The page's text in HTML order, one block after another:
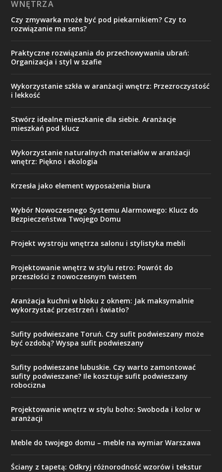
WNĘTRZA
Czy zmywarka może być pod piekarnikiem? Czy to
rozwiązanie ma sens?
Praktyczne rozwiązania do przechowywania ubrań:
Organizacja i styl w szafie
Wykorzystanie szkła w aranżacji wnętrz: Przezroczystość
i lekkość
Stwórz idealne mieszkanie dla siebie. Aranżacje
mieszkań pod klucz
Wykorzystanie naturalnych materiałów w aranżacji
wnętrz: Piękno i ekologia
Krzesła jako element wyposażenia biura
Wybór Nowoczesnego Systemu Alarmowego: Klucz do
Bezpieczeństwa Twojego Domu
Projekt wystroju wnętrza salonu i stylistyka mebli
Projektowanie wnętrz w stylu retro: Powrót do
przeszłości z nowoczesnym twistem
Aranżacja kuchni w bloku z oknem: Jak maksymalnie
wykorzystać przestrzeń i światło?
Sufity podwieszane Toruń. Czy sufit podwieszany może
być ozdobą? Wyspa sufit podwieszany
Sufity podwieszane lubuskie. Czy warto zamontować
sufity podwieszane? Ile kosztuje sufit podwieszany
robocizna
Projektowanie wnętrz w stylu boho: Swoboda i kolor w
aranżacji
Meble do twojego domu – meble na wymiar Warszawa
Ściany z tapetą: Odkryj różnorodność wzorów i tekstur